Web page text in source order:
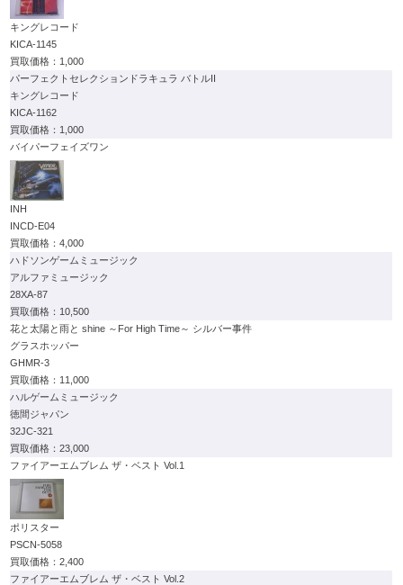
キングレコード
KICA-1145
1,000
パーフェクトセレクションドラキュラ バトルII
キングレコード
KICA-1162
1,000
バイパーフェイズワン
INH
INCD-E04
4,000
ハドソンゲームミュージック
アルファミュージック
28XA-87
10,500
花と太陽と雨と shine ～For High Time～ シルバー事件
グラスホッパー
GHMR-3
11,000
ハルゲームミュージック
徳間ジャパン
32JC-321
23,000
ファイアーエムブレム ザ・ベスト Vol.1
ポリスター
PSCN-5058
2,400
ファイアーエムブレム ザ・ベスト Vol.2